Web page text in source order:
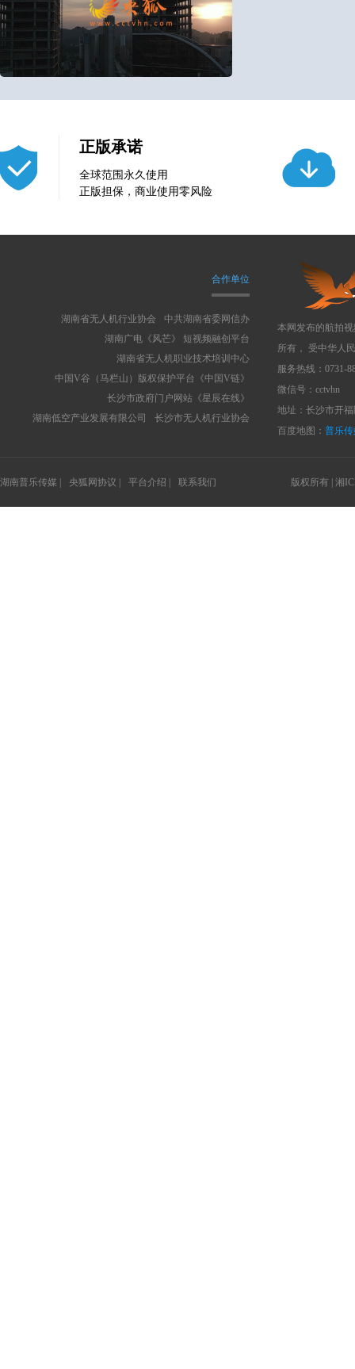
正版承诺
全球范围永久使用
正版担保，商业使用零风险
合作单位
中共湖南省委网信办
湖南省无人机行业协会
湖南广电《风芒》 短视频融创平台
湖南省无人机职业技术培训中心
中国V谷（马栏山）版权保护平台《中国V链》
长沙市政府门户网站《星辰在线》
长沙市无人机行业协会
湖南低空产业发展有限公司
本网发布的航拍
所有， 受中华人
服务热线：0731-
微信号：cctvhn
地址：长沙市开
百度地图： 普乐
湖南普乐传媒 | 央狐网协议 | 平台介绍 | 联系我们 版权所有 | 湘